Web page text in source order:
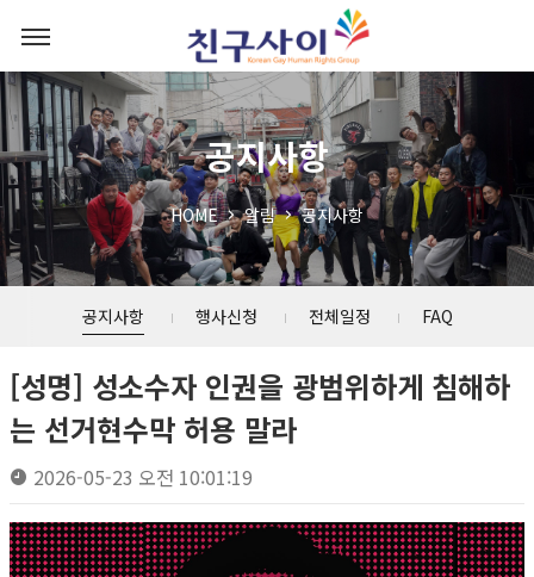
공지사항
HOME 알림 공지사항
공지사항 행사신청 전체일정 FAQ
[성명] 성소수자 인권을 광범위하게 침해하
는 선거현수막 허용 말라
2026-05-23 오전 10:01:19